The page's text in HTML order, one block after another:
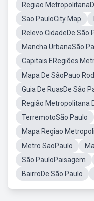
Regiao
Sao PauloCity Map
Relevo CidadeDe São
Mancha UrbanaSão
Capitais ERegiões
Mapa De SãoPauo
Guia De RuasDe São
Região Metropolitana
TerremotoSão Paulo
Mapa Regiao
Metro SaoPaulo
São PauloPaisagem
BairroDe São Paulo